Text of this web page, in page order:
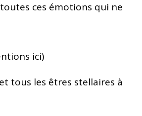
ces émotions qui ne
ici)
tous les êtres stellaires à